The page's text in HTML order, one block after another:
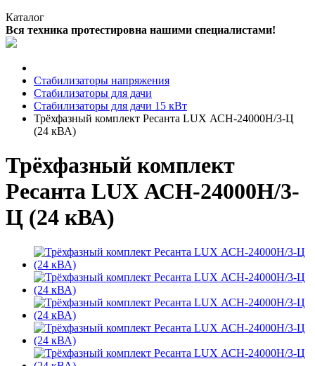
Каталог
Вся техника протестировна нашими специалистами!
Стабилизаторы напряжения
Стабилизаторы для дачи
Стабилизаторы для дачи 15 кВт
Трёхфазный комплект Ресанта LUX АСН-24000Н/3-Ц
(24 кВА)
Трёхфазный комплект
Ресанта LUX АСН-24000Н/3-
Ц (24 кВА)